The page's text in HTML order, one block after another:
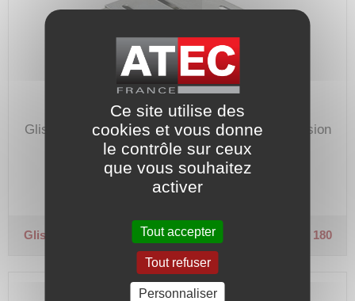
Glissière pour montage moteur électrique et tension
de courroie.
Code article :154369
Prix : 192,50 €HT
Glissière monobloc en acierPour moteur taille 160 - 180
Ce site utilise des
cookies et vous donne
le contrôle sur ceux
que vous souhaitez
activer
Tout accepter
Tout refuser
Personnaliser